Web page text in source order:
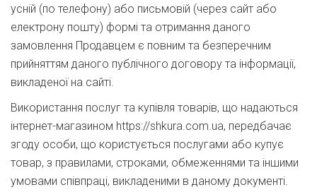
усній (по телефону) або письмовій (через сайт або
електрону пошту) формі та отримання даного
замовлення Продавцем є повним та безперечним
прийняттям даного публічного договору та інформації,
викладеної на сайті.
Використання послуг та купівля товарів, що надаються
інтернет-магазином https://shkura.com.ua, передбачає
згоду особи, що користується послугами або купує
товар, з правилами, строками, обмеженнями та іншими
умовами співпраці, викладеними в даному документі.